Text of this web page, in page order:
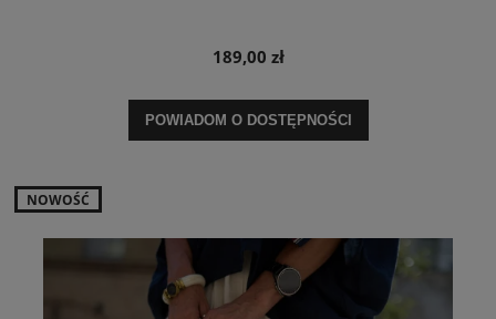
189,00 zł
POWIADOM O DOSTĘPNOŚCI
NOWOŚĆ